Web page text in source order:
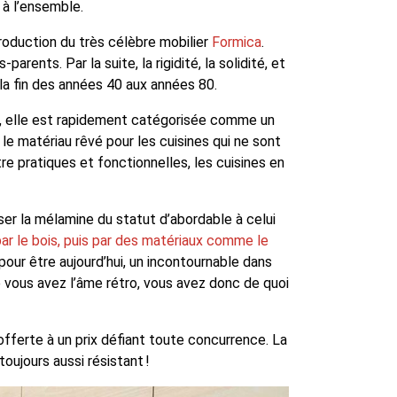
l’ensemble.
du très célèbre mobilier Formica.
parents. Par la suite, la rigidité, la solidité, et
fin des années 40 aux années 80.
est rapidement catégorisée comme un
matériau rêvé pour les cuisines qui ne sont
pratiques et fonctionnelles, les cuisines en
la mélamine du statut d’abordable à celui
le bois, puis par des matériaux comme le
être aujourd’hui, un incontournable dans
avez l’âme rétro, vous avez donc de quoi
à un prix défiant toute concurrence. La
aussi résistant !